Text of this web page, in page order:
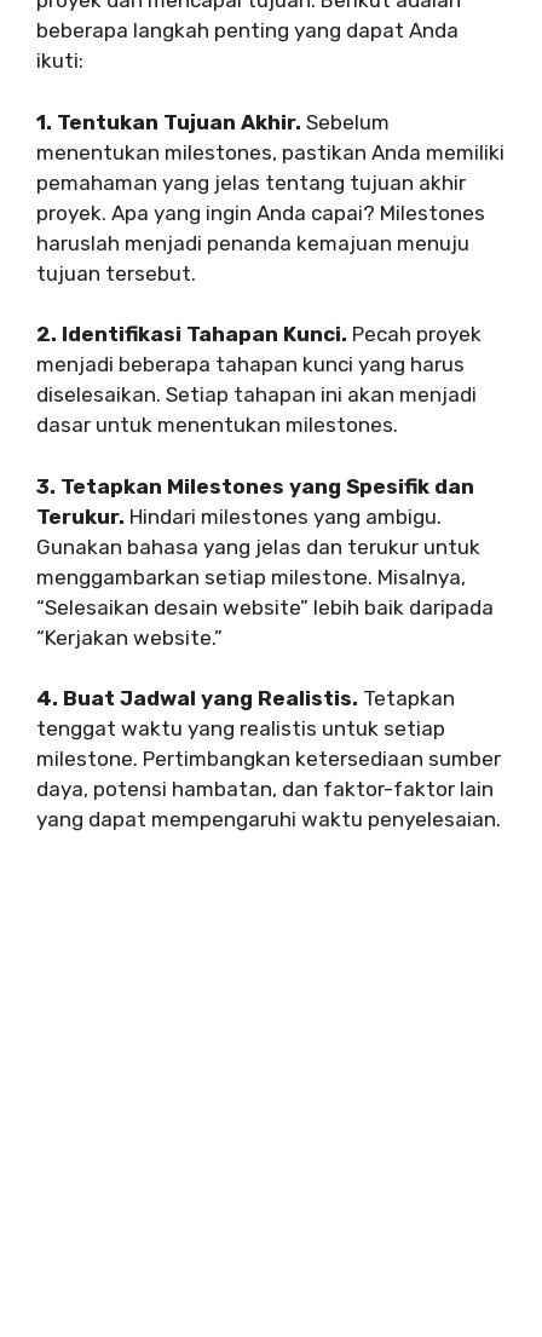
beberapa langkah penting yang dapat Anda
ikuti:
1. Tentukan Tujuan Akhir. Sebelum
menentukan milestones, pastikan Anda memiliki
pemahaman yang jelas tentang tujuan akhir
proyek. Apa yang ingin Anda capai? Milestones
haruslah menjadi penanda kemajuan menuju
tujuan tersebut.
2. Identifikasi Tahapan Kunci. Pecah proyek
menjadi beberapa tahapan kunci yang harus
diselesaikan. Setiap tahapan ini akan menjadi
dasar untuk menentukan milestones.
3. Tetapkan Milestones yang Spesifik dan
Terukur. Hindari milestones yang ambigu.
Gunakan bahasa yang jelas dan terukur untuk
menggambarkan setiap milestone. Misalnya,
“Selesaikan desain website” lebih baik daripada
“Kerjakan website.”
4. Buat Jadwal yang Realistis. Tetapkan
tenggat waktu yang realistis untuk setiap
milestone. Pertimbangkan ketersediaan sumber
daya, potensi hambatan, dan faktor-faktor lain
yang dapat mempengaruhi waktu penyelesaian.